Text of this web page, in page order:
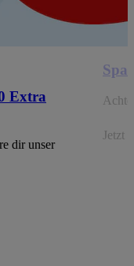
Extra
dir unser
Jetzt